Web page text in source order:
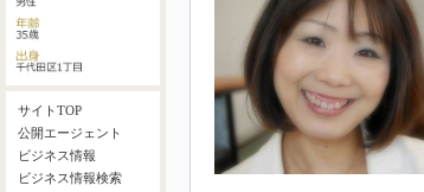
サイトTOP
公開エージェント
ビジネス情報
ビジネス情報検索